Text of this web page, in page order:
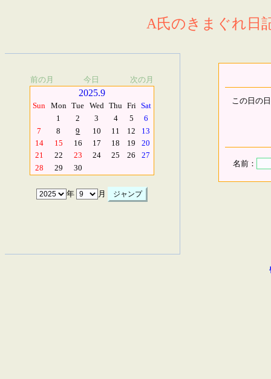
A氏のきまぐれ日
前の月 今日 次の月
2025.9
Sun Mon Tue Wed Thu Fri Sat
1
2 3 4 5
6
7
8 9 10 11 12
13
14
15 16 17 18 19
20
21
22 23 24 25 26
27
28
29 30
年 月
この日の
名前：